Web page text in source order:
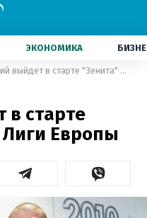
ЭКОНОМИКА
Ракицкий выйдет в старте "Зенита" на матч Лиги Европы
в старте
Европы